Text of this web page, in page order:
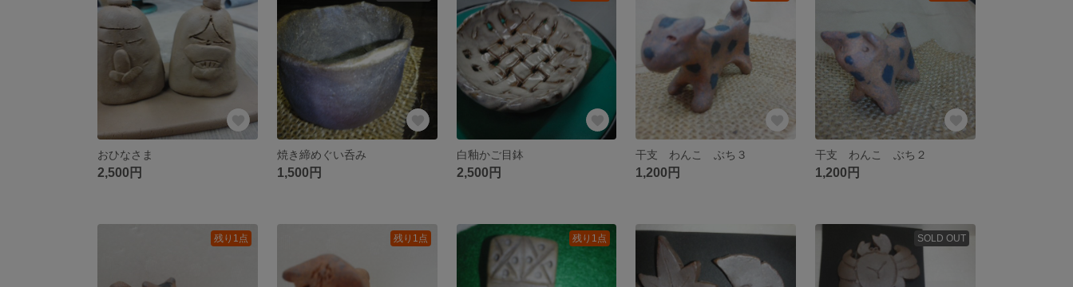
おひなさま
2,500円
焼き締めぐい呑み
1,500円
白釉かご目鉢
2,500円
干支 わんこ ぶち３
1,200円
干支 わんこ ぶち２
1,200円
残り1点 残り1点 残り1点 SOLD OUT